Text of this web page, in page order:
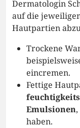
Dermatologin
auf die
Hautpartien
Trockene
eincremen.
Fettige
Emulsionen
haben.